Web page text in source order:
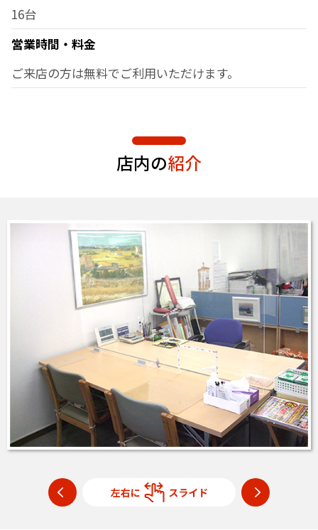
16台
営業時間・料金
ご来店の方は無料でご利用いただけます。
店内の紹介